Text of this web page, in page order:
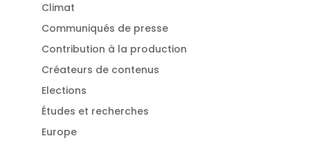
Climat
Communiqués de presse
Contribution à la production
Créateurs de contenus
Elections
Études et recherches
Europe